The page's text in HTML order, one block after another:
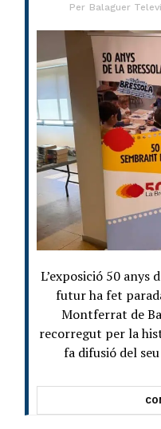
Per Balaguer
L’exposició 50 anys
futur ha fet
Montferrat de
recorregut per la
fa difusió del